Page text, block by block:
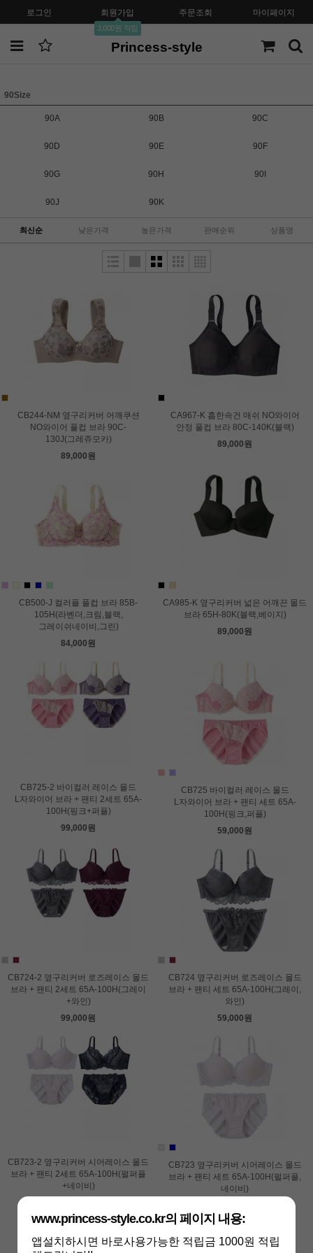
로그인 회원가입
3,000원 적립
주문조회 마이페이지
Princess-style
90Size
90A 90B 90C
90D 90E 90F
90G 90H 90I
90J 90K
최신순 낮은가격 높은가격 판매순위 상품명
CB244-NM 옆구리커버 어깨쿠션
NO와이어 풀컵 브라 90C-
130J(그레쥬모카)
89,000원
CA967-K 흡한속건 매쉬 NO와이어
안정 풀컵 브라 80C-140K(블랙)
89,000원
CB500-J 컬러플 풀컵 브라 85B-
105H(라벤더,크림,블랙,
그레이쉬네이비,그린)
84,000원
CA985-K 옆구리커버 넓은 어깨끈 몰드
브라 65H-80K(블랙,베이지)
89,000원
CB725-2 바이컬러 레이스 몰드
L자와이어 브라 + 팬티 2세트 65A-
100H(핑크+퍼플)
99,000원
CB725 바이컬러 레이스 몰드
L자와이어 브라 + 팬티 세트 65A-
100H(핑크,퍼플)
59,000원
CB724-2 옆구리커버 로즈레이스 몰드
브라 + 팬티 2세트 65A-100H(그레이
+와인)
99,000원
CB724 옆구리커버 로즈레이스 몰드
브라 + 팬티 세트 65A-100H(그레이,
와인)
59,000원
CB723-2 옆구리커버 시어레이스 몰드
브라 + 팬티 2세트 65A-100H(펄퍼플
+네이비)
CB723 옆구리커버 시어레이스 몰드
브라 + 팬티 세트 65A-100H(펄퍼플,
네이비)
www.princess-style.co.kr의 페이지 내용:
앱설치하시면 바로사용가능한 적립금 1000원 적립